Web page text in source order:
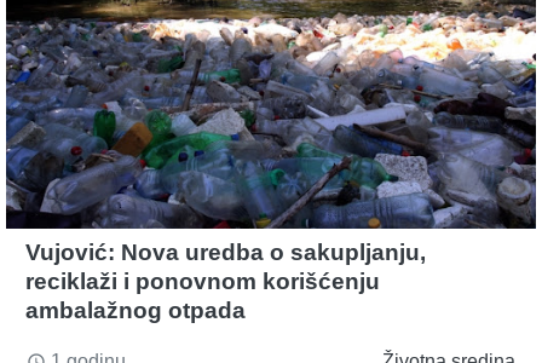
Vujović: Nova uredba o sakupljanju,
reciklaži i ponovnom korišćenju
ambalažnog otpada